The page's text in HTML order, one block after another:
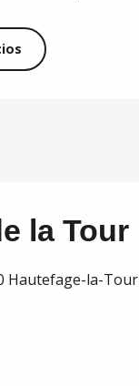
la Tour
Hautefage-la-Tour